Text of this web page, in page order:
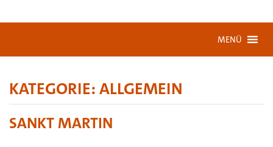
MENÜ
KATEGORIE: ALLGEMEIN
SANKT MARTIN